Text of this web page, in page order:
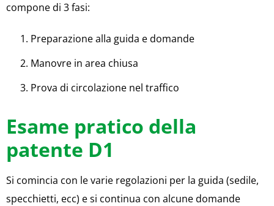
compone di 3 fasi:
Preparazione alla guida e domande
Manovre in area chiusa
Prova di circolazione nel traffico
Esame pratico della
patente D1
Si comincia con le varie regolazioni per la guida (sedile,
specchietti, ecc) e si continua con alcune domande